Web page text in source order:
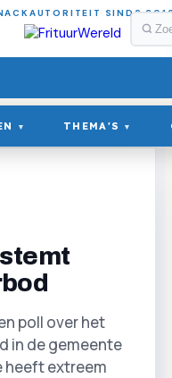
SINDS
▾ THEMA'S ▾
poll over het
in de gemeente
heeft extreem